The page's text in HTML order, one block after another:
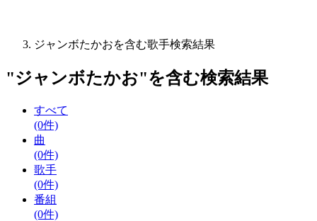
ジャンボたかおを含む歌手検索結果
"ジャンボたかお"を含む検索結果
すべて
(0件)
曲
(0件)
歌手
(0件)
番組
(0件)